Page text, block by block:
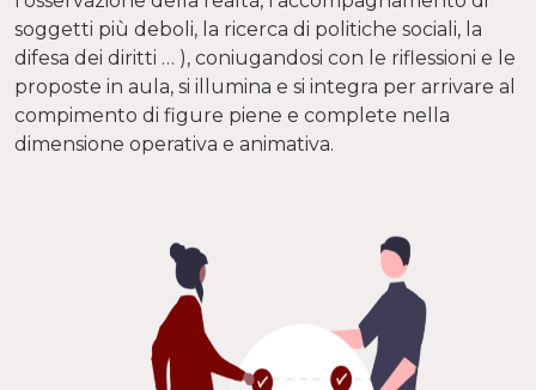
soggetti più deboli, la ricerca di politiche sociali, la
difesa dei diritti … ), coniugandosi con le riflessioni e le
proposte in aula, si illumina e si integra per arrivare al
compimento di figure piene e complete nella
dimensione operativa e animativa.